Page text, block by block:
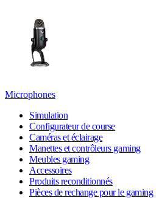
Microphones
Simulation
Configurateur de course
Caméras et éclairage
Manettes et contrôleurs gaming
Meubles gaming
Accessoires
Produits reconditionnés
Pièces de rechange pour le gaming